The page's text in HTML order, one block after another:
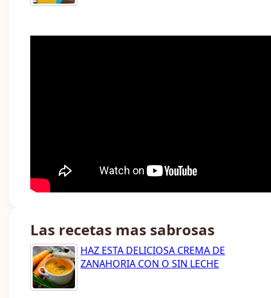
Las recetas mas sabrosas
HAZ ESTA DELICIOSA CREMA DE
ZANAHORIA CON O SIN LECHE